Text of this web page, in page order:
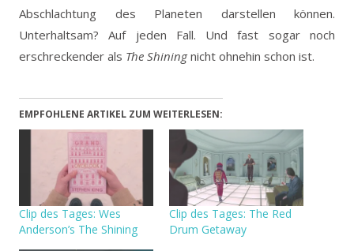
Abschlachtung des Planeten darstellen können.
Unterhaltsam? Auf jeden Fall. Und fast sogar noch
erschreckender als The Shiningnicht ohnehin schon ist.
EMPFOHLENE ARTIKEL ZUM WEITERLESEN:
Clip des Tages: Wes
Anderson’s The Shining
Clip des Tages: The Red
Drum Getaway